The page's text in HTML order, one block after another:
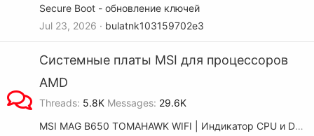
Secure Boot - обновление ключей
Jul 23, 2026
bulatnk103159702e3
Системные платы MSI для процессоров
AMD
Threads 5.8K Messages 29.6K
MSI MAG B650 TOMAHAWK WIFI | Индикатор CPU и DRAM